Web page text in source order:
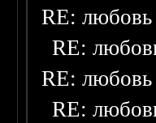
RE: любовь
RE:
RE: любовь
RE: